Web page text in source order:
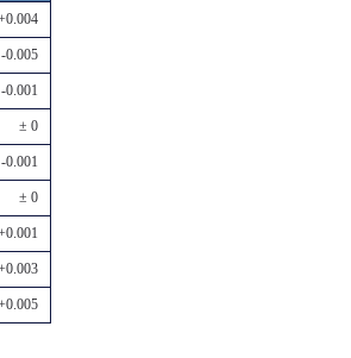
-0.005
-0.001
± 0
-0.001
± 0